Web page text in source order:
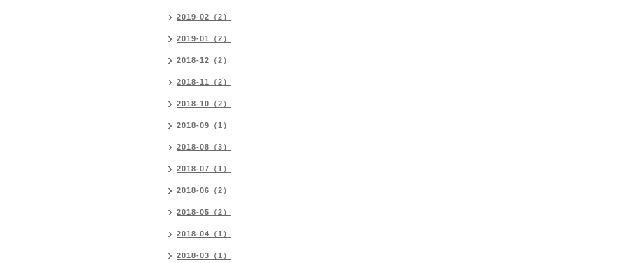
2019-02（2）
2019-01（2）
2018-12（2）
2018-11（2）
2018-10（2）
2018-09（1）
2018-08（3）
2018-07（1）
2018-06（2）
2018-05（2）
2018-04（1）
2018-03（1）